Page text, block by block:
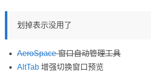
划掉表示没用了
AeroSpace窗口自动管理工具
AltTab 增强切换窗口预览